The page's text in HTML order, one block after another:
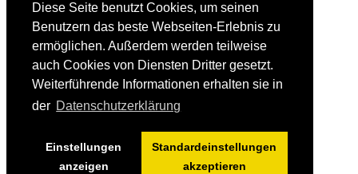
Diese Seite benutzt Cookies, um seinen
Benutzern das beste Webseiten-Erlebnis zu
ermöglichen. Außerdem werden teilweise
auch Cookies von Diensten Dritter gesetzt.
Weiterführende Informationen erhalten sie in
der Datenschutzerklärung
Einstellungen
anzeigen
Standardeinstellungen
akzeptieren